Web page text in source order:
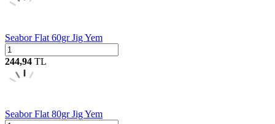
Seabor Flat 60gr Jig Yem
244,94 TL
Seabor Flat 80gr Jig Yem